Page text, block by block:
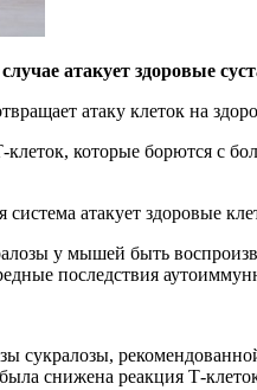
атакует здоровые
атаку клеток на
атакует здоровые
последствия
сукралозы,
снижена реакция Т-